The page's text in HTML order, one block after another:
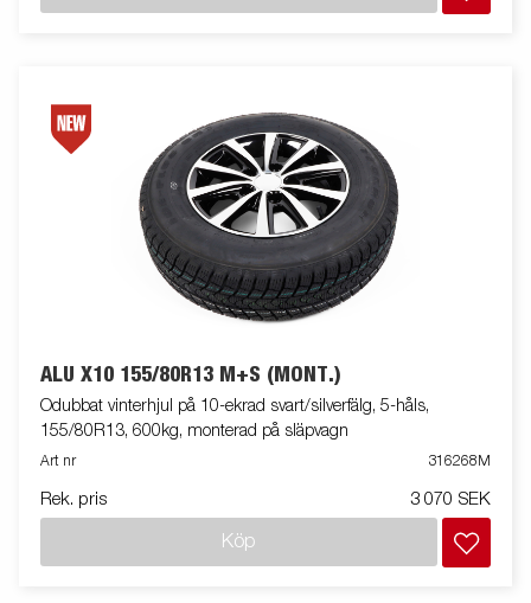
ALU X10 155/80R13 M+S (MONT.)
Odubbat vinterhjul på 10-ekrad svart/silverfälg, 5-håls,
155/80R13, 600kg, monterad på släpvagn
Art nr 316268M
Rek. pris 3 070 SEK
Köp